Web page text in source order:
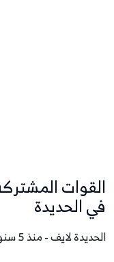
القوات
في الحديدة
الحديدة لايف - منذ 5 سنوات